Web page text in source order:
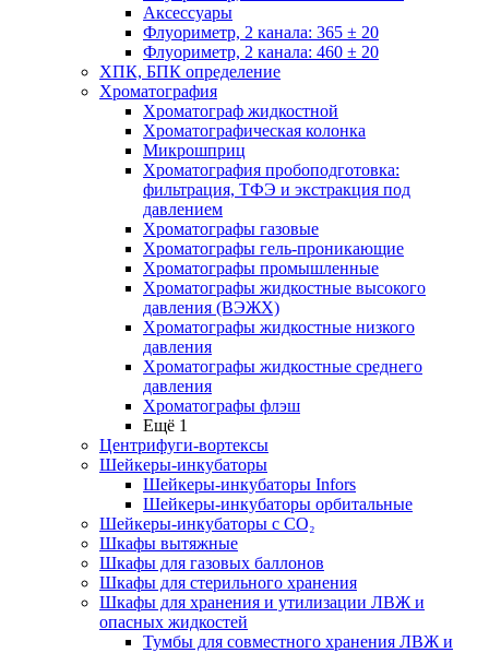
Аксессуары
Флуориметр, 2 канала: 365 ± 20
Флуориметр, 2 канала: 460 ± 20
ХПК, БПК определение
Хроматография
Хроматограф жидкостной
Хроматографическая колонка
Микрошприц
Хроматография пробоподготовка:
фильтрация, ТФЭ и экстракция под
давлением
Хроматографы газовые
Хроматографы гель-проникающие
Хроматографы промышленные
Хроматографы жидкостные высокого
давления (ВЭЖХ)
Хроматографы жидкостные низкого
давления
Хроматографы жидкостные среднего
давления
Хроматографы флэш
Ещё 1
Центрифуги-вортексы
Шейкеры-инкубаторы
Шейкеры-инкубаторы Infors
Шейкеры-инкубаторы орбитальные
Шейкеры-инкубаторы с CО₂
Шкафы вытяжные
Шкафы для газовых баллонов
Шкафы для стерильного хранения
Шкафы для хранения и утилизации ЛВЖ и
опасных жидкостей
Тумбы для совместного хранения ЛВЖ и